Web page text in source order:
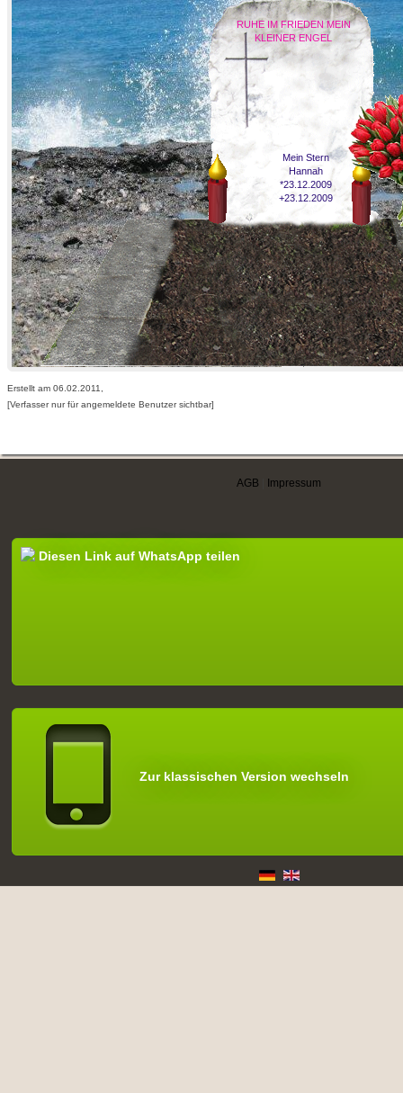
Mein Stern
Hannah
*23.12.2009
+23.12.2009
RUHE IM FRIEDEN MEIN
KLEINER ENGEL
Erstellt am 06.02.2011,
[Verfasser nur für angemeldete Benutzer sichtbar]
AGB Impressum
Diesen Link auf WhatsApp teilen
Zur klassischen Version wechseln